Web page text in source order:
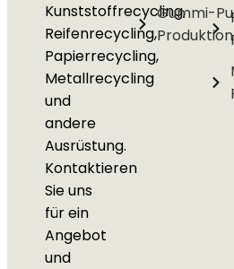
Kunststoffrecycling,
Reifenrecycling,
Papierrecycling,
Metallrecycling
und
andere
Ausrüstung.
Kontaktieren
Sie uns
für ein
Angebot
und
Gummi-